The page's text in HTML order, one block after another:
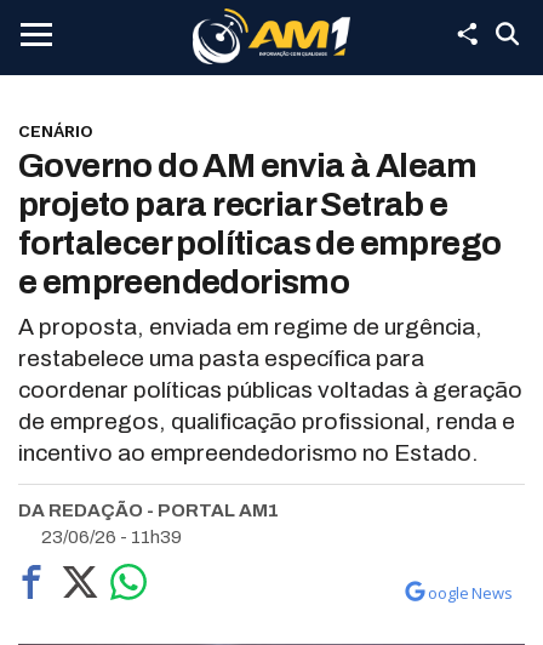
CENÁRIO
Governo do AM envia à Aleam
projeto para recriar Setrab e
fortalecer políticas de emprego
e empreendedorismo
A proposta, enviada em regime de urgência,
restabelece uma pasta específica para
coordenar políticas públicas voltadas à geração
de empregos, qualificação profissional, renda e
incentivo ao empreendedorismo no Estado.
DA REDAÇÃO - PORTAL AM1
23/06/26 - 11h39
oogle News